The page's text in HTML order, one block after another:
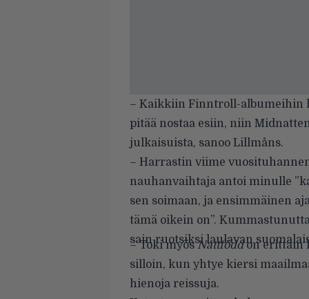
– Kaikkiin Finntroll-albumeihin
pitää nostaa esiin, niin
julkaisuista, sanoo Lillmåns.
– Harrastin viime
nauhanvaihtaja antoi minulle
sen soimaan, ja ensimmäinen
tämä oikein on”.
sain ruotsiksi laulavan
– Toki myösNattföddon erittäin
silloin, kun yhtye kiersi
hienoja reissuja.